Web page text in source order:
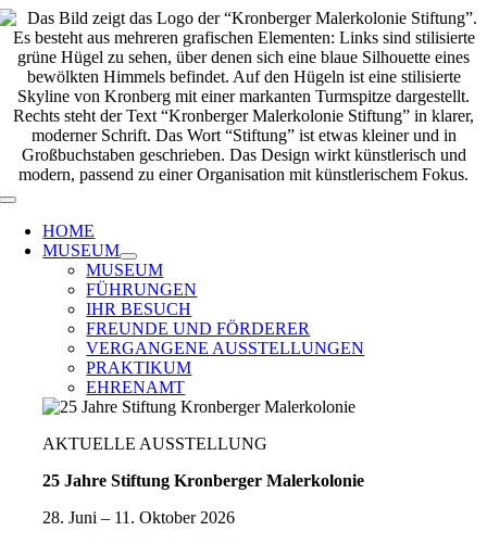
Zum
Inhalt
springen
Toggle
Navigation
HOME
MUSEUM
MUSEUM
FÜHRUNGEN
IHR BESUCH
FREUNDE UND FÖRDERER
VERGANGENE AUSSTELLUNGEN
PRAKTIKUM
EHRENAMT
AKTUELLE AUSSTELLUNG
25 Jahre Stiftung Kronberger Malerkolonie
28. Juni – 11. Oktober 2026